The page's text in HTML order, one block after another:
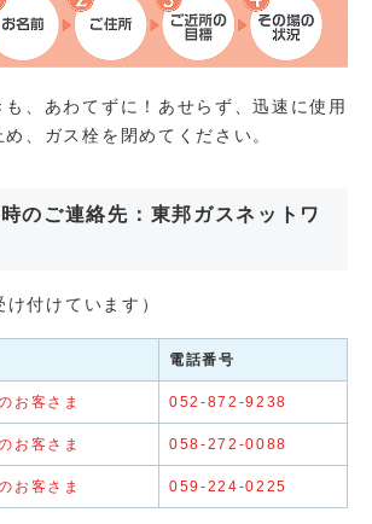
、あわてずに！あせらず、迅速に使用
、ガス栓を閉めてください。
のご連絡先：東邦ガスネットワ
付けています）
電話番号
お客さま 052-872-9238
お客さま 058-272-0088
お客さま 059-224-0225